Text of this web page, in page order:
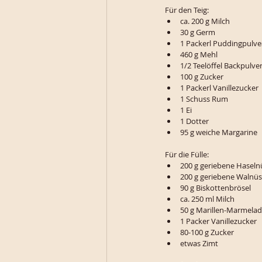
Für den Teig:
ca. 200 g Milch
30 g Germ
1 Packerl
460 g Mehl
1/2 Teelöffel Backpulver
100 g Zucker
1 Packerl Vanillezucker
1 Schuss Rum
1 Ei
1 Dotter
95 g weiche Margarine
Für die Fülle:
200 g geriebene
200 g geriebene
90 g Biskottenbrösel
ca. 250 ml Milch
50 g Marillen-
1 Packer Vanillezucker
80-100 g Zucker
etwas Zimt